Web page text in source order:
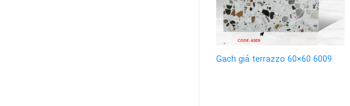
Gạch giả terrazzo 60×60 6009